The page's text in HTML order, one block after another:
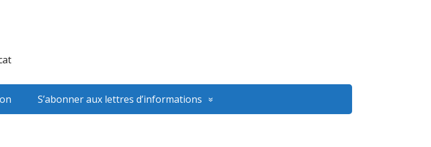
S’abonner aux lettres d’informations